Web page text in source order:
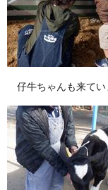
仔牛ちゃんも来てい